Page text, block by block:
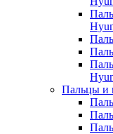
Пальцы и